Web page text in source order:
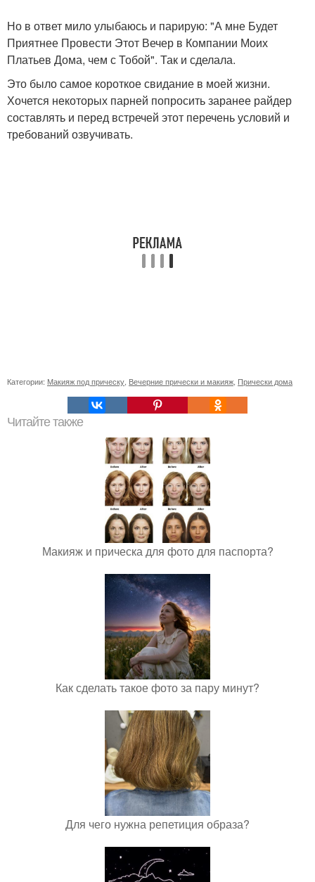
Но в ответ мило улыбаюсь и парирую: "А мне Будет
Приятнее Провести Этот Вечер в Компании Моих
Платьев Дома, чем с Тобой". Так и сделала.
Это было самое короткое свидание в моей жизни.
Хочется некоторых парней попросить заранее райдер
составлять и перед встречей этот перечень условий и
требований озвучивать.
Категории: Макияж под прическу Вечерние прически и макияж Прически дома
Читайте также
Макияж и прическа для фото для паспорта?
Как сделать такое фото за пару минут?
Для чего нужна репетиция образа?